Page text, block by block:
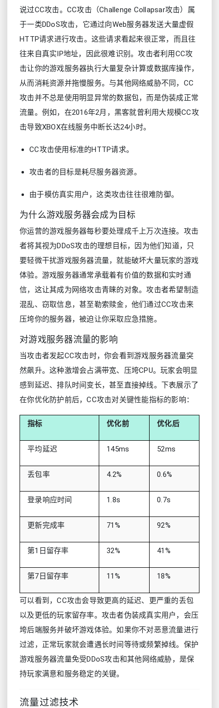
说过CC攻击。CC攻击（Challenge Collapsar攻击）属
于一类DDoS攻击，它通过向Web服务器发送大量虚假
HTTP请求进行攻击。这些请求看起来很正常，而且往
往来自真实IP地址，因此很难识别。攻击者利用CC攻
击让你的游戏服务器执行大量复杂计算或数据库操作，
从而消耗资源并拖慢服务。与其他网络威胁不同，CC
攻击并不总是使用明显异常的数据包，而是伪装成正常
流量。例如，在2016年2月，黑客就曾利用大规模CC攻
击导致XBOX在线服务中断长达24小时。
CC攻击使用标准的HTTP请求。
攻击者的目标是耗尽服务器资源。
由于模仿真实用户，这类攻击往往很难防御。
为什么游戏服务器会成为目标
你运营的游戏服务器每秒要处理成千上万次连接。攻击
者将其视为DDoS攻击的理想目标，因为他们知道，只
要轻微干扰游戏服务器流量，就能破坏大量玩家的游戏
体验。游戏服务器通常承载着有价值的数据和实时通
信，这让其成为网络攻击青睐的对象。攻击者希望制造
混乱、窃取信息，甚至勒索赎金，他们通过CC攻击来
压垮你的服务器，被迫让你采取应急措施。
对游戏服务器流量的影响
当攻击者发起CC攻击时，你会看到游戏服务器流量突
然飙升。这种激增会占满带宽、压垮CPU。玩家会明显
感到延迟、排队时间变长，甚至直接掉线。下表展示了
在你优化防护前后，CC攻击对关键性能指标的影响：
指标 优化前 优化后
平均延迟 145ms 52ms
丢包率 4.2% 0.6%
登录响应时间 1.8s 0.7s
更新完成率 71% 92%
第1日留存率 32% 41%
第7日留存率 11% 18%
可以看到，CC攻击会导致更高的延迟、更严重的丢包
以及更低的玩家留存率。攻击者伪装成真实用户，会压
垮后端服务并破坏游戏体验。如果你不对恶意流量进行
过滤，正常玩家就会遭遇长时间等待或频繁掉线。保护
游戏服务器流量免受DDoS攻击和其他网络威胁，是保
持玩家满意和服务稳定的关键。
流量过滤技术